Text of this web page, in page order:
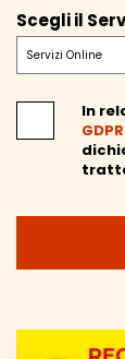
Scegli il
In